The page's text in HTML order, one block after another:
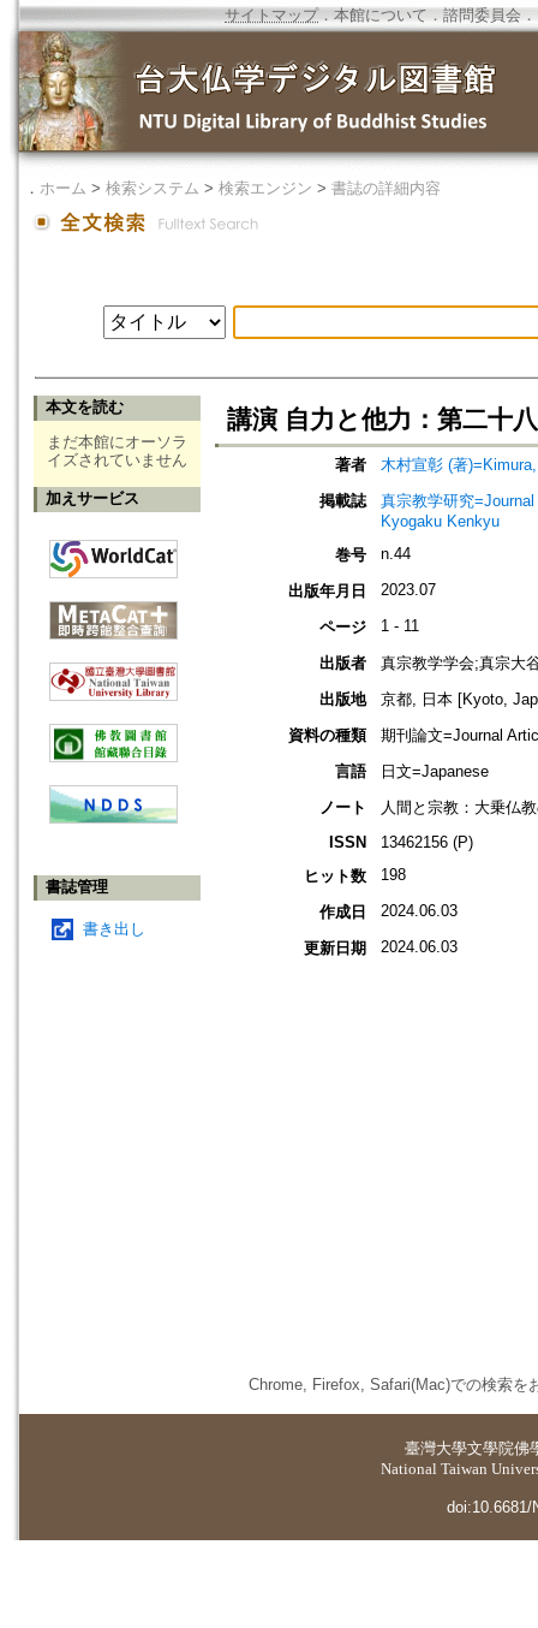
サイトマップ．本館について ． 諮問委員会 ．
． ホーム > 検索システム > 検索エンジン > 書誌の詳細内容
本文を読む
まだ本館にオーソラ
イズされていません
加えサービス
書誌管理
書き出し
講演 自力と他力：第二十
著者
木村宣彰 (著
掲載誌
真宗教学研究
Kyogaku Kenkyu
巻号
n.44
出版年月日 2023.07
ページ 1 - 11
出版者
真宗教学学会;真宗大
出版地
京都, 日本 [Kyoto,
資料の種類
期刊論文=Journal
言語
日文=Japanese
ノート
人間と宗教：大乗仏
ISSN
13462156 (P)
ヒット数
198
作成日 2024.06.03
更新日期 2024.06.03
Chrome, Firefox, Safari(Mac)での検索を
臺灣大學文學院佛
National Taiwan
doi:10.6681/